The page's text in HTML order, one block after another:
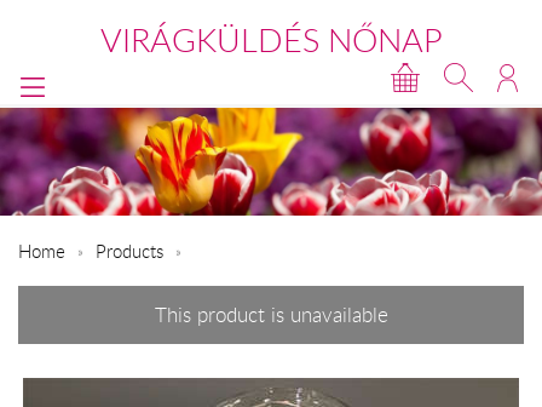
VIRÁGKÜLDÉS NŐNAP
Home Products
This product is unavailable